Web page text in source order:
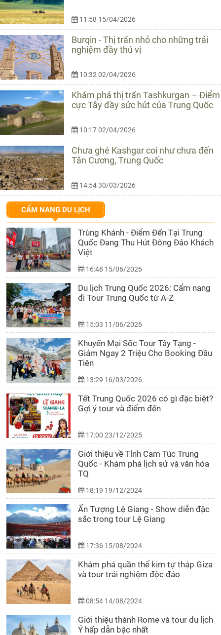
11:58 15/04/2026
Burqin - Thị trấn nhỏ cho những trải
nghiệm đầy thú vị
10:32 02/04/2026
Khám phá thị trấn Tashkurgan – Điểm
cực Tây đầy sức hút của Trung Quốc
10:17 02/04/2026
Chưa ghé Kashgar coi như chưa đến
Tân Cương, Trung Quốc
14:54 30/03/2026
CẨM NANG DU LỊCH
Trùng Khánh - Điểm Đến Tại Trung
Quốc Đang Thu Hút Đông Đảo Khách
Việt
16:48 15/06/2026
Du lịch Trung Quốc 2026: Cẩm nang
đi Tour Trung Quốc từ A-Z
15:03 11/06/2026
Khuyến Mại Sốc Tour Tây Tạng -
Giảm Ngay 2 Triệu Cho Booking Đầu
Tiên
13:29 16/03/2026
Tết Trung Quốc 2026 có gì đặc biệt?
Gợi ý tour và điểm đến
17:00 23/12/2025
Giới thiệu về Tỉnh Cam Túc Trung
Quốc - Khám phá lịch sử và văn hóa
TQ
18:19 19/12/2024
Ấn Tượng Lệ Giang - Show diễn đặc
sắc trong tour Lệ Giang
17:36 15/08/2024
Khám phá quần thể kim tự tháp Giza
và tour trải nghiệm độc đáo
08:54 14/08/2024
Giới thiệu thành Rome và tour du lịch
Ý hấp dẫn bậc nhất